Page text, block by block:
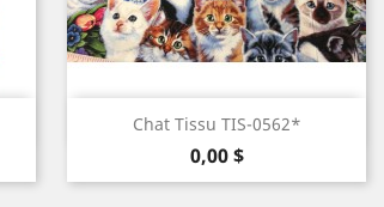
Chat Tissu TIS-0562*
Prix
0,00 $
Aperçu rapide